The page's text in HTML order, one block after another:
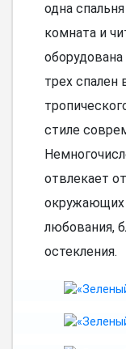
одна
комната и
трех спален
стиле
отвлекает
любования,
остекления.